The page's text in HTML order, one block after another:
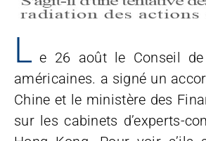
L e 26 août le Conseil de
américaines. a signé un
Chine et le ministère des
sur les cabinets d’experts-